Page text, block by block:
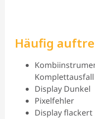
Häufig
Komplettausfall
Display Dunkel
Pixelfehler
Display flackert